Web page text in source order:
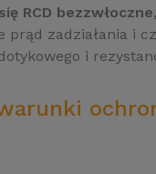
RCD
prąd zadziałania i
i